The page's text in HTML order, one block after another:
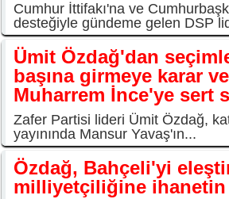
Cumhur İttifakı'na ve
desteğiyle gündeme gelen DSP
Ümit Özdağ'dan
başına girmeye karar
Muharrem İnce'ye sert
Zafer Partisi lideri Ümit Özdağ,
yayınında Mansur Yavaş'ın...
Özdağ, Bahçeli'yi
milliyetçiliğine ihanetin